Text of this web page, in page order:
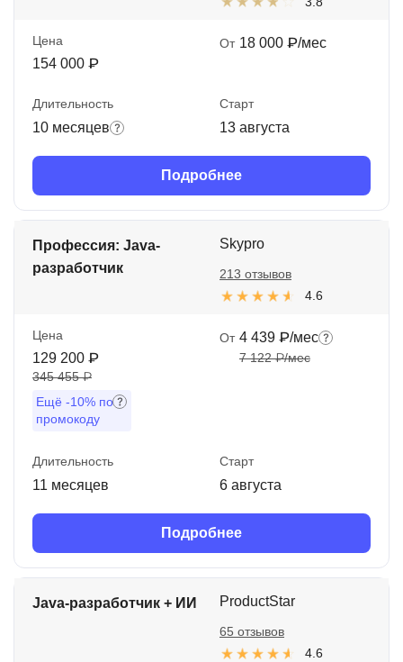
Цена
154 000 ₽
От 18 000 ₽/мес
Длительность
10 месяцев
Старт
13 августа
Подробнее
Профессия: Java-
разработчик
Skypro
4.6
213 отзывов
Цена
129 200 ₽
345 455 ₽
Ещё -10% по
промокоду
От 4 439 ₽/мес
7 122 ₽/мес
Длительность
11 месяцев
Старт
6 августа
Подробнее
Java-разработчик + ИИ ProductStar
4.6
65 отзывов